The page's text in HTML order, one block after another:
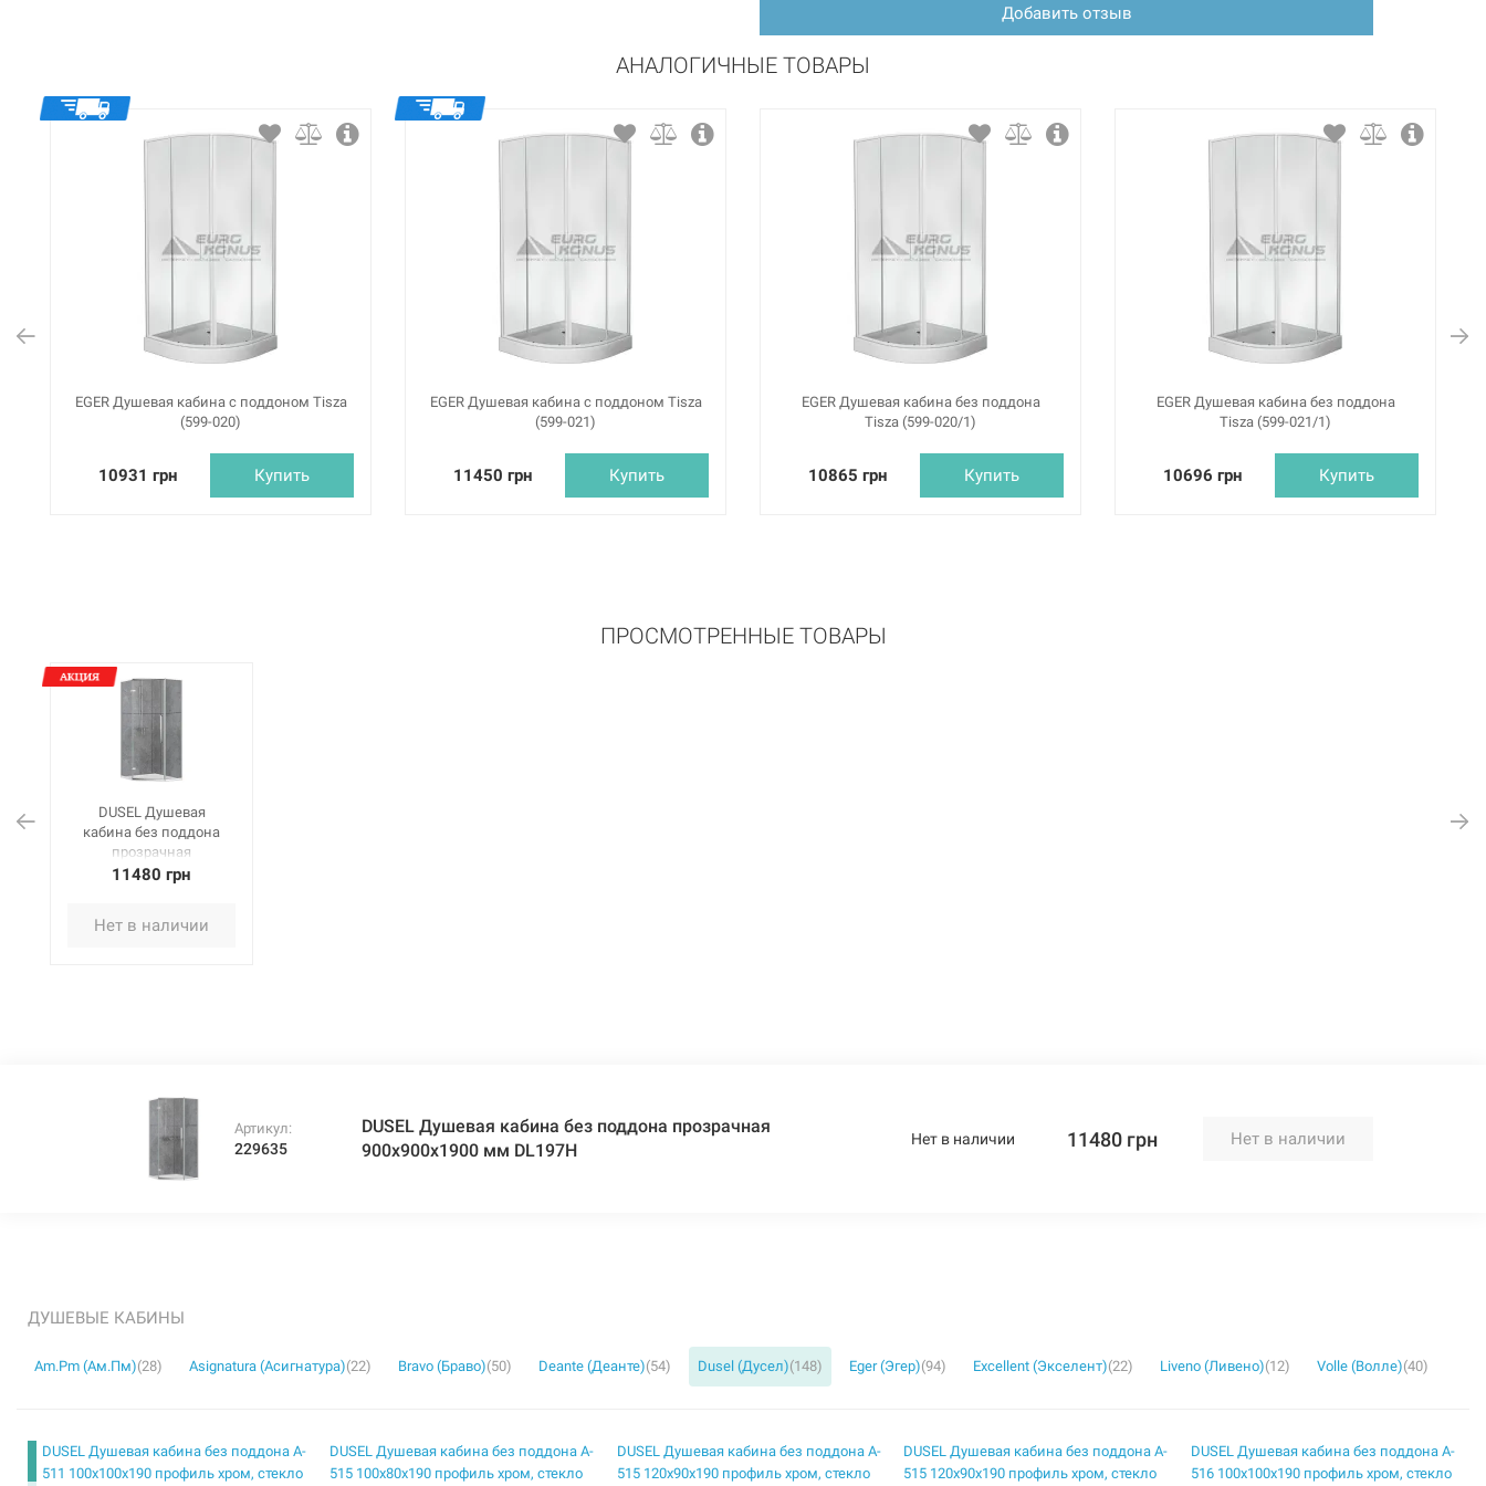
Добавить отзыв
АНАЛОГИЧНЫЕ ТОВАРЫ
EGER Душевая кабина с поддоном Tisza
(599-020)
10931 грн Купить
EGER Душевая кабина с поддоном Tisza
(599-021)
11450 грн Купить
EGER Душевая кабина без поддона
Tisza (599-020/1)
10865 грн Купить
EGER Душевая кабина без поддона
Tisza (599-021/1)
10696 грн Купить
ПРОСМОТРЕННЫЕ ТОВАРЫ
DUSEL Душевая
кабина без поддона
прозрачная
900x900x1900 мм
11480 грн
Нет в наличии
Артикул:
229635
DUSEL Душевая кабина без поддона прозрачная
900x900x1900 мм DL197H
Нет в наличии 11480 грн Нет в наличии
ДУШЕВЫЕ КАБИНЫ
Am.Pm (Ам.Пм)(28) Asignatura (Асигнатура)(22) Bravo (Браво)(50) Deante (Деанте)(54) Dusel (Дусел)(148) Eger (Эгер)(94) Excellent (Экселент)(22) Liveno (Ливено)(12) Volle (Волле)(40)
DUSEL Душевая кабина без поддона A-
511 100x100x190 профиль хром, стекло
DUSEL Душевая кабина без поддона A-
515 100x80x190 профиль хром, стекло
DUSEL Душевая кабина без поддона A-
515 120x90x190 профиль хром, стекло
DUSEL Душевая кабина без поддона A-
515 120x90x190 профиль хром, стекло
DUSEL Душевая кабина без поддона A-
516 100x100x190 профиль хром, стекло